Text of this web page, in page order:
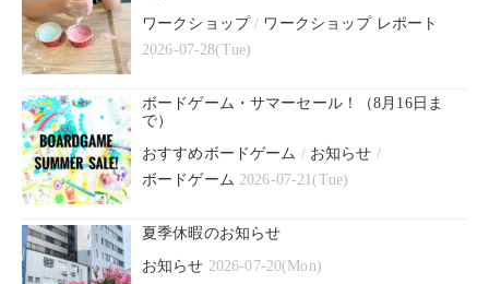
ワークショップ/ ワークショップ レポート
2026-07-28(Tue)
ボードゲーム・サマーセール！（8月16日ま
で）
おすすめボードゲーム / お知らせ /
ボードゲーム 2026-07-21(Tue)
夏季休暇のお知らせ
お知らせ 2026-07-20(Mon)